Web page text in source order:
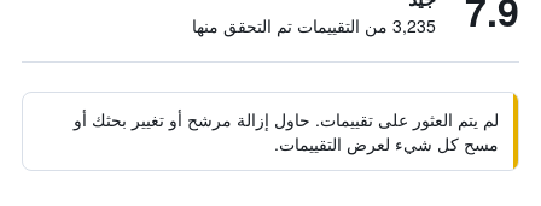
3,235 من التقييمات تم التحقق منها
لم يتم العثور على تقييمات. حاول إزالة مرشح أو تغيير بحثك أو
مسح كل شيء لعرض التقييمات.